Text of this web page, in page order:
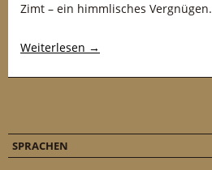
Zimt – ein himmlisches Vergnügen.
Weiterlesen →
SPRACHEN